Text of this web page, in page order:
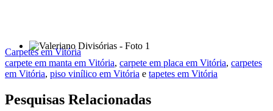
Carpetes em Vitória
carpete em manta em Vitória, carpete em placa em Vitória, carpetes
em Vitória, piso vinílico em Vitória e tapetes em Vitória
Pesquisas Relacionadas